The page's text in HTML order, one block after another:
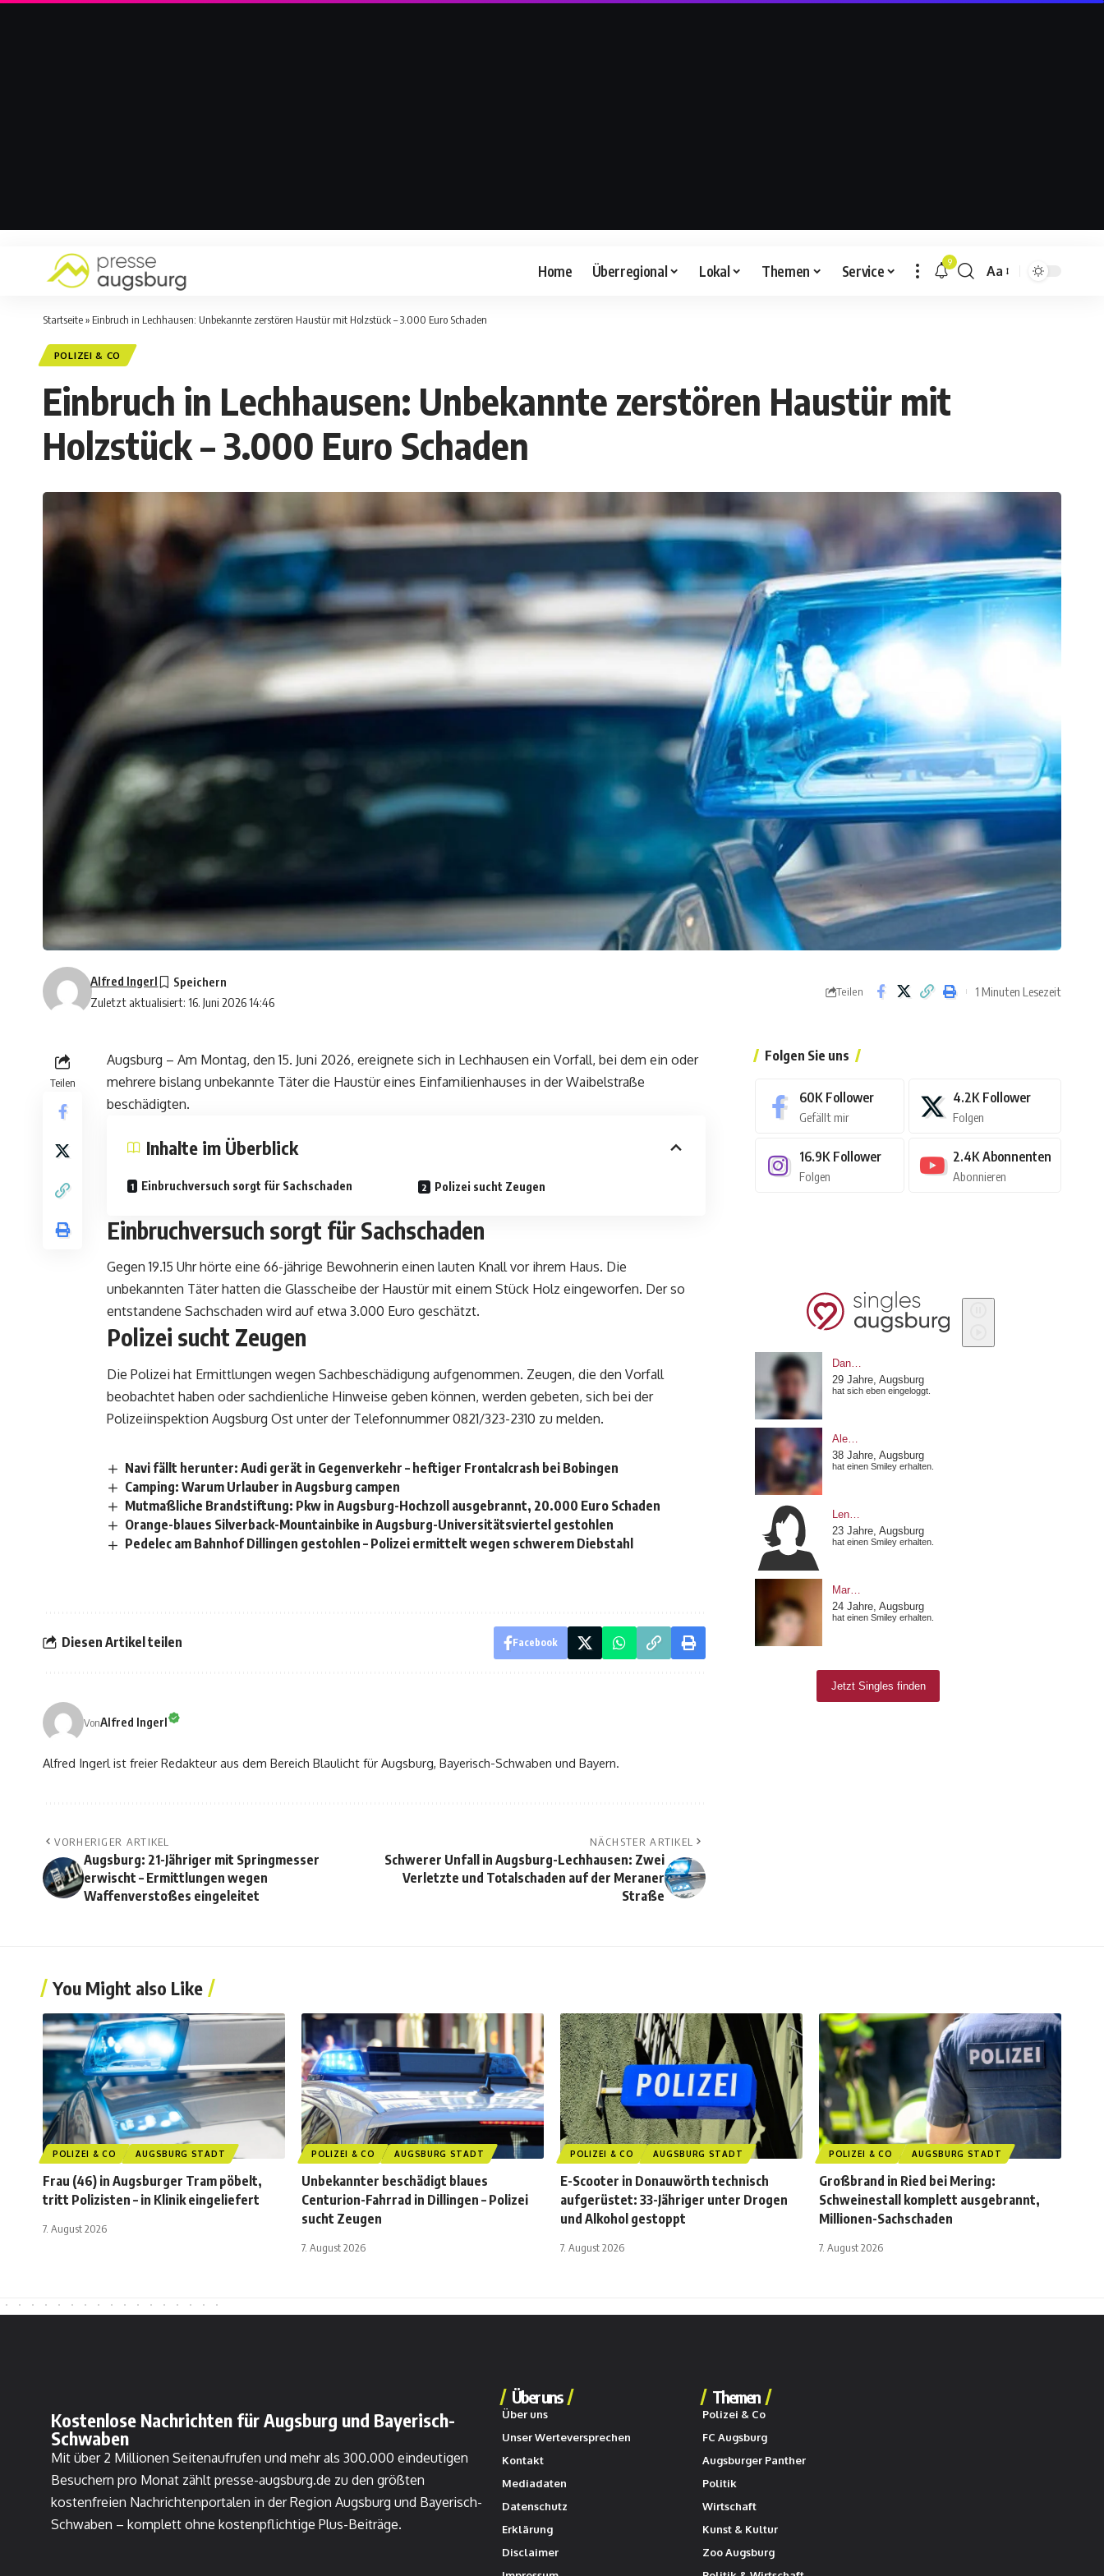
Home Überregional Lokal Themen Service 9
Aa
Startseite» Einbruch in Lechhausen: Unbekannte zerstören Haustür mit Holzstück – 3.000 Euro Schaden
POLIZEI & CO
Einbruch in Lechhausen: Unbekannte zerstören Haustür mit
Holzstück – 3.000 Euro Schaden
Zuletzt aktualisiert: 16. Juni 2026 14:46
Alfred Ingerl
Teilen 1 Minuten Lesezeit
Teilen
Augsburg – Am Montag, den 15. Juni 2026, ereignete sich in Lechhausen ein Vorfall, bei dem ein oder
mehrere bislang unbekannte Täter die Haustür eines Einfamilienhauses in der Waibelstraße
beschädigten.
Inhalte im Überblick
Einbruchversuch sorgt für Sachschaden Polizei sucht Zeugen
Einbruchversuch sorgt für Sachschaden
Gegen 19.15 Uhr hörte eine 66-jährige Bewohnerin einen lauten Knall vor ihrem Haus. Die
unbekannten Täter hatten die Glasscheibe der Haustür mit einem Stück Holz eingeworfen. Der so
entstandene Sachschaden wird auf etwa 3.000 Euro geschätzt.
Polizei sucht Zeugen
Die Polizei hat Ermittlungen wegen Sachbeschädigung aufgenommen. Zeugen, die den Vorfall
beobachtet haben oder sachdienliche Hinweise geben können, werden gebeten, sich bei der
Polizeiinspektion Augsburg Ost unter der Telefonnummer 0821/323-2310 zu melden.
Navi fällt herunter: Audi gerät in Gegenverkehr – heftiger Frontalcrash bei Bobingen
Camping: Warum Urlauber in Augsburg campen
Mutmaßliche Brandstiftung: Pkw in Augsburg-Hochzoll ausgebrannt, 20.000 Euro Schaden
Orange-blaues Silverback-Mountainbike in Augsburg-Universitätsviertel gestohlen
Pedelec am Bahnhof Dillingen gestohlen – Polizei ermittelt wegen schwerem Diebstahl
Diesen Artikel teilen Facebook
VonAlfred Ingerl
Alfred Ingerl ist freier Redakteur aus dem Bereich Blaulicht für Augsburg, Bayerisch-Schwaben und Bayern.
VORHERIGER ARTIKEL
Augsburg: 21-Jähriger mit Springmesser
erwischt – Ermittlungen wegen
Waffenverstoßes eingeleitet
NÄCHSTER ARTIKEL
Schwerer Unfall in Augsburg-Lechhausen: Zwei
Verletzte und Totalschaden auf der Meraner
Straße
Folgen Sie uns
60K Follower
Gefällt mir
4.2K Follower
Folgen
16.9K Follower
Folgen
2.4K Abonnenten
Abonnieren
You Might also Like
POLIZEI & CO AUGSBURG STADT
Frau (46) in Augsburger Tram pöbelt,
tritt Polizisten – in Klinik eingeliefert
7. August 2026
POLIZEI & CO AUGSBURG STADT
Unbekannter beschädigt blaues
Centurion-Fahrrad in Dillingen – Polizei
sucht Zeugen
7. August 2026
POLIZEI & CO AUGSBURG STADT
E-Scooter in Donauwörth technisch
aufgerüstet: 33-Jähriger unter Drogen
und Alkohol gestoppt
7. August 2026
POLIZEI & CO AUGSBURG STADT
Großbrand in Ried bei Mering:
Schweinestall komplett ausgebrannt,
Millionen-Sachschaden
7. August 2026
Kostenlose Nachrichten für Augsburg und Bayerisch-
Schwaben
Mit über 2 Millionen Seitenaufrufen und mehr als 300.000 eindeutigen
Besuchern pro Monat zählt presse-augsburg.de zu den größten
kostenfreien Nachrichtenportalen in der Region Augsburg und Bayerisch-
Schwaben – komplett ohne kostenpflichtige Plus-Beiträge.
Über uns
Über uns
Unser Werteversprechen
Kontakt
Mediadaten
Datenschutz
Erklärung
Disclaimer
Themen
Polizei & Co
FC Augsburg
Augsburger Panther
Politik
Wirtschaft
Kunst & Kultur
Zoo Augsburg